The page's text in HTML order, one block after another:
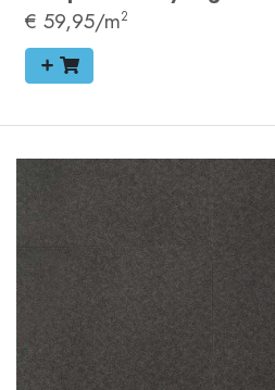
€ 59,95/m2